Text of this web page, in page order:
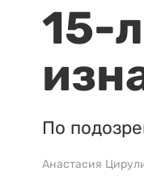
15-
По
Анастасия